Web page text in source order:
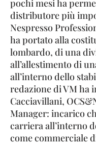
pochi mesi ha
distributore più
Nespresso
ha portato alla
lombardo, di una
all’allestimento di
all’interno dello
redazione di VM ha
Cacciavillani,
Manager: incarico
carriera all’interno
come commerciale